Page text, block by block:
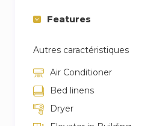
Features
Autres caractéristiques
Air Conditioner
Bed linens
Dryer